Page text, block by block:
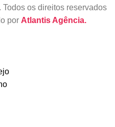
Todos os direitos reservados
por Atlantis Agência.